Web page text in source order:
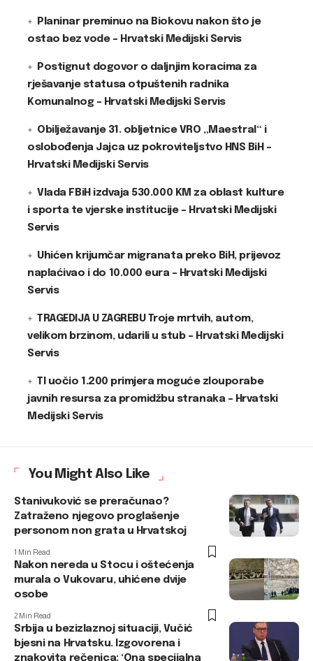
Planinar preminuo na Biokovu nakon što je
ostao bez vode – Hrvatski Medijski Servis
Postignut dogovor o daljnjim koracima za
rješavanje statusa otpuštenih radnika
Komunalnog – Hrvatski Medijski Servis
Obilježavanje 31. obljetnice VRO „Maestral“ i
oslobođenja Jajca uz pokroviteljstvo HNS BiH –
Hrvatski Medijski Servis
Vlada FBiH izdvaja 530.000 KM za oblast kulture
i sporta te vjerske institucije – Hrvatski Medijski
Servis
Uhićen krijumčar migranata preko BiH, prijevoz
naplaćivao i do 10.000 eura – Hrvatski Medijski
Servis
TRAGEDIJA U ZAGREBU Troje mrtvih, autom,
velikom brzinom, udarili u stub – Hrvatski Medijski
Servis
TI uočio 1.200 primjera moguće zlouporabe
javnih resursa za promidžbu stranaka – Hrvatski
Medijski Servis
You Might Also Like
Stanivuković se preračunao?
Zatraženo njegovo proglašenje
personom non grata u Hrvatskoj
1 Min Read
Nakon nereda u Stocu i oštećenja
murala o Vukovaru, uhićene dvije
osobe
2 Min Read
Srbija u bezizlaznoj situaciji, Vučić
bjesni na Hrvatsku. Izgovorena i
znakovita rečenica: ‘Ona specijalna